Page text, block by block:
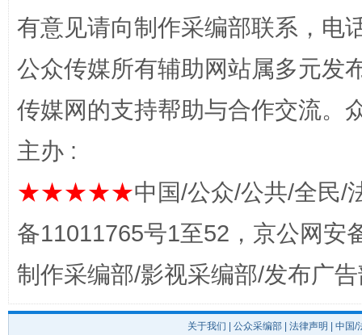
有意见请向制作采编部联系，电
公众传媒所有辅助网站属多元发
传媒网的支持帮助与合作交流。
主办 :
★★★★★中国/公众/公共/全民/
备11011765号1至52，京公网安
制作采编部/影视采编部/发布广
关于我们 公众采编部 法律声明 | 中国